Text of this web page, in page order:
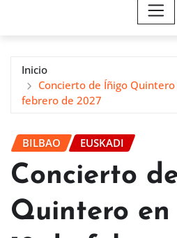
Inicio
Concierto de Íñigo
febrero de 2027
BILBAO EUSKADI
Concierto
Quintero en